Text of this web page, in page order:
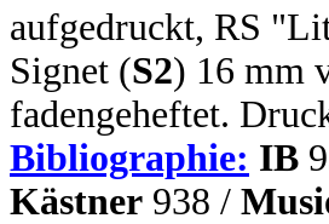
aufgedruckt, RS
Signet (S2) 16 mm
fadengeheftet.
Bibliographie: IB
Kästner 938 /